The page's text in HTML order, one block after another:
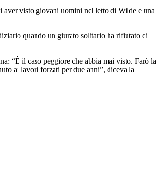
aver visto giovani uomini nel letto di Wilde e una
quando un giurato solitario ha rifiutato di
“È il caso peggiore che abbia mai visto. Farò la
ai lavori forzati per due anni”, diceva la